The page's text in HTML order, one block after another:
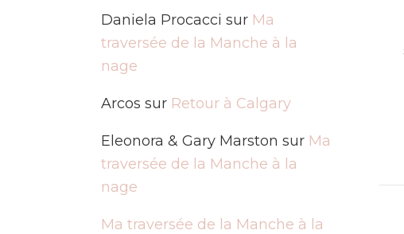
Daniela Procacci sur Ma
traversée de la Manche à la
nage
Arcos sur Retour à Calgary
Eleonora & Gary Marston sur Ma
traversée de la Manche à la
nage
Ma traversée de la Manche à la